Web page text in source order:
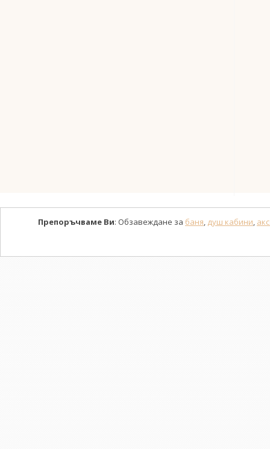
Препоръчваме Ви: Обзавеждане за баня, душ кабини,